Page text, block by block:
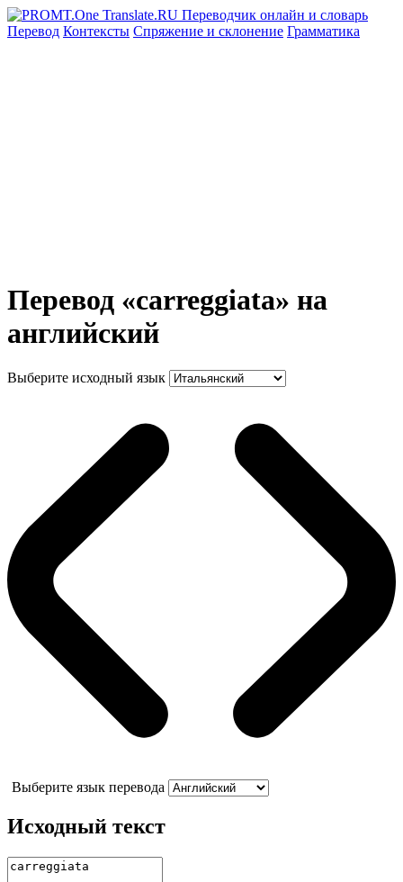
Перевод Контексты Спряжение и склонение Грамматика
Перевод «carreggiata» на
английский
Выберите исходный язык
Выберите язык перевода
Исходный текст